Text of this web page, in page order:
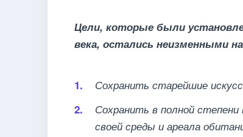
Цели, которые были
века, остались неизменными
Сохранить старейшие
Сохранить в полной
своей среды и ареала